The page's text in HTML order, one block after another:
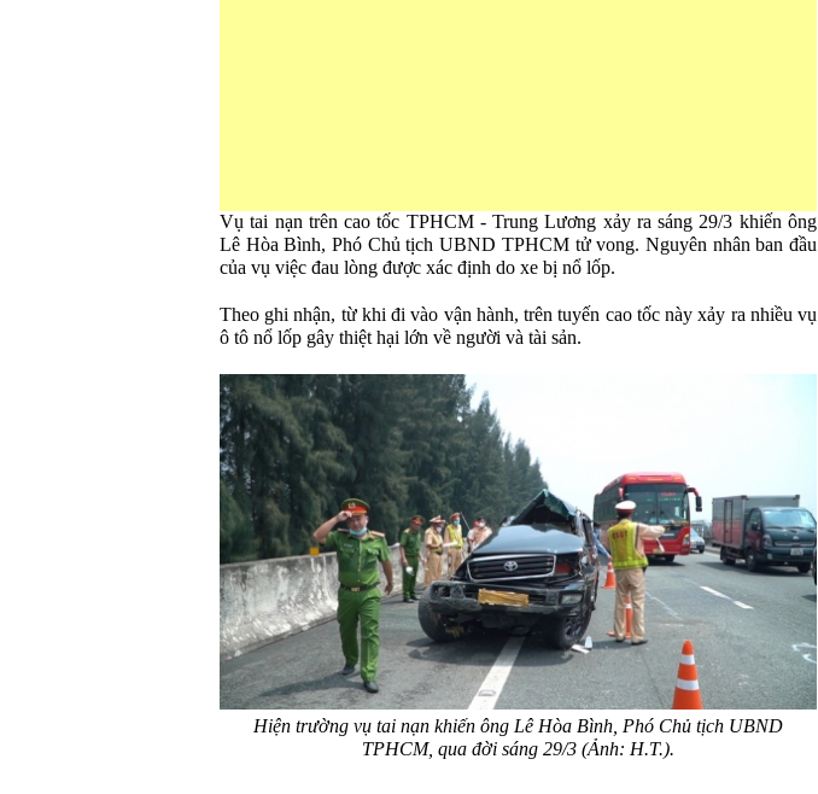
Vụ tai nạn trên cao tốc TPHCM - Trung Lương xảy ra sáng 29/3 khiến ông
Lê Hòa Bình, Phó Chủ tịch UBND TPHCM tử vong. Nguyên nhân ban đầu
của vụ việc đau lòng được xác định do xe bị nổ lốp.
Theo ghi nhận, từ khi đi vào vận hành, trên tuyến cao tốc này xảy ra nhiều vụ
ô tô nổ lốp gây thiệt hại lớn về người và tài sản.
Hiện trường vụ tai nạn khiến ông Lê Hòa Bình, Phó Chủ tịch UBND
TPHCM, qua đời sáng 29/3 (Ảnh: H.T.).